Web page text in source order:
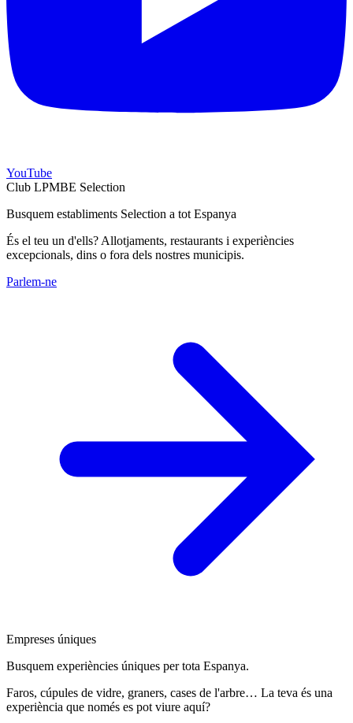
YouTube
Club LPMBE Selection
Busquem establiments Selection a tot Espanya
És el teu un d'ells? Allotjaments, restaurants i experiències
excepcionals, dins o fora dels nostres municipis.
Parlem-ne
Empreses úniques
Busquem experiències úniques per tota Espanya.
Faros, cúpules de vidre, graners, cases de l'arbre… La teva és una
experiència que només es pot viure aquí?